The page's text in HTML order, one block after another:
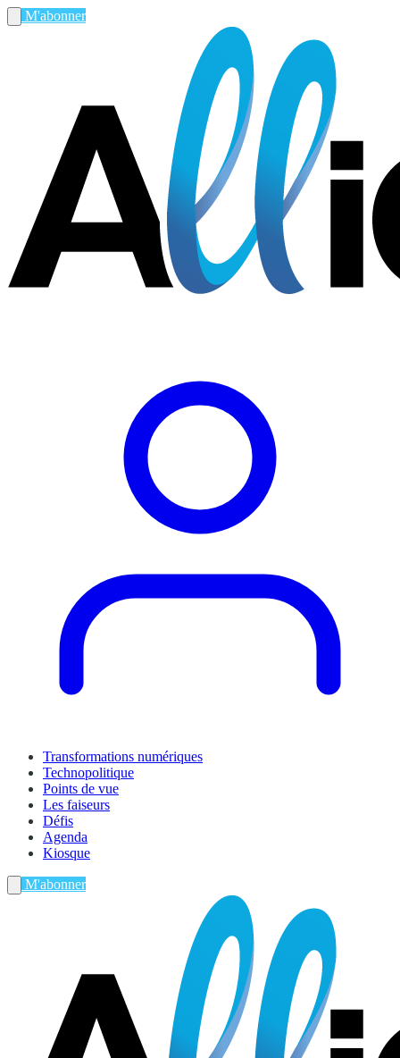
M'abonner
Transformations numériques
Technopolitique
Points de vue
Les faiseurs
Défis
Agenda
Kiosque
M'abonner